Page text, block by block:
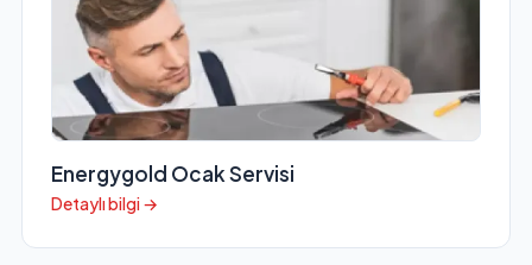
Energygold Ocak Servisi
Detaylı bilgi →